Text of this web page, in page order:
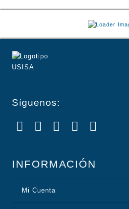
entradas
Síguenos:
INFORMACIÓN
Mi Cuenta